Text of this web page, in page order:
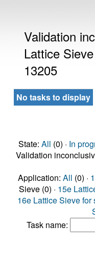
Validation
Lattice
13205
No tasks to display
State: All (0) · In
Validation
Application: All (0) ·
Sieve (0) · 15e
16e Lattice Sieve
Task name: